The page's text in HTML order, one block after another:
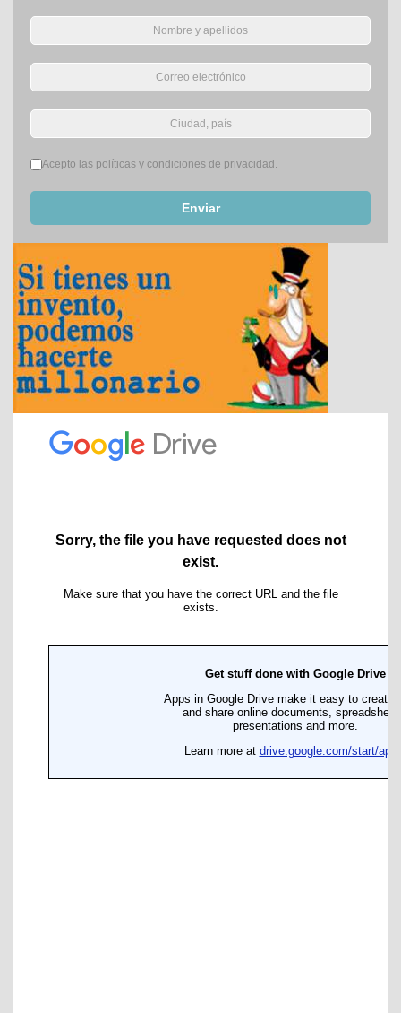
Términos del servicio*
Acepto las políticas y condiciones de privacidad.
Enviar